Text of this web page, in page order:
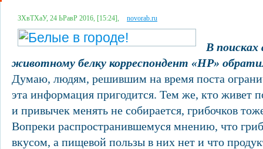
ЗХвТХаУ, 24 ЬРавР 2016, [15:24], novorab.ru
В
животному белку корреспондент «НР»
Думаю, людям, решившим на время поста
эта информация пригодится. Тем же, кто живет
и привычек менять не собирается, грибочков
Вопреки распространившемуся мнению, что
вкусом, а пищевой пользы в них нет и что